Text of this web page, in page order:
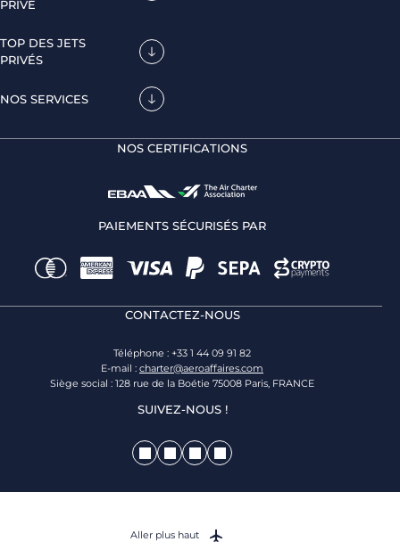
PRIVÉ
TOP DES JETS
PRIVÉS
NOS SERVICES
NOS CERTIFICATIONS
PAIEMENTS SÉCURISÉS PAR
CONTACTEZ-NOUS
Téléphone : +33 1 44 09 91 82
E-mail : charter@aeroaffaires.com
Siège social : 128 rue de la Boétie 75008 Paris, FRANCE
SUIVEZ-NOUS !
Aller plus haut